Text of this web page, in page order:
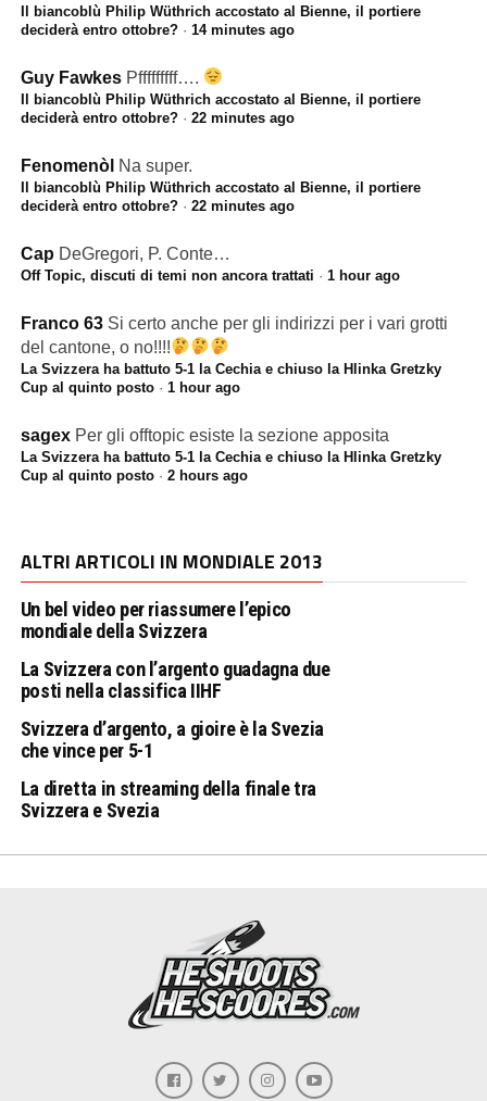
Il biancoblù Philip Wüthrich accostato al Bienne, il portiere
deciderà entro ottobre?· 14 minutes ago
Guy Fawkes Pfffffffff….
Il biancoblù Philip Wüthrich accostato al Bienne, il portiere
deciderà entro ottobre?· 22 minutes ago
Fenomenòl Na super.
Il biancoblù Philip Wüthrich accostato al Bienne, il portiere
deciderà entro ottobre?· 22 minutes ago
Cap DeGregori, P. Conte…
Off Topic, discuti di temi non ancora trattati · 1 hour ago
Franco 63 Si certo anche per gli indirizzi per i vari grotti
del cantone, o no!!!!
La Svizzera ha battuto 5-1 la Cechia e chiuso la Hlinka Gretzky
Cup al quinto posto· 1 hour ago
sagex Per gli offtopic esiste la sezione apposita
La Svizzera ha battuto 5-1 la Cechia e chiuso la Hlinka Gretzky
Cup al quinto posto· 2 hours ago
ALTRI ARTICOLI IN MONDIALE 2013
Un bel video per riassumere l’epico
mondiale della Svizzera
La Svizzera con l’argento guadagna due
posti nella classifica IIHF
Svizzera d’argento, a gioire è la Svezia
che vince per 5-1
La diretta in streaming della finale tra
Svizzera e Svezia